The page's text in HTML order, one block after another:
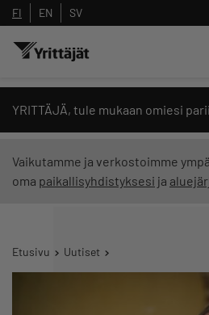
FI EN SV
YRITTÄJÄ, tule mukaan omiesi
Vaikutamme ja verkostoimme
oma paikallisyhdistyksesi ja
Etusivu Uutiset
Hae sivustolta tai kysy
Yrittäjien tekoälyltä
Suodata hakutuloksia: näytä